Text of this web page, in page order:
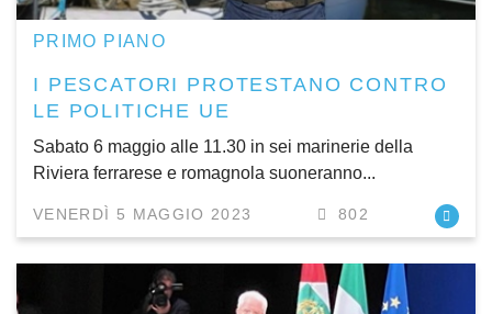
PRIMO PIANO
I PESCATORI PROTESTANO CONTRO
LE POLITICHE UE
Sabato 6 maggio alle 11.30 in sei marinerie della
Riviera ferrarese e romagnola suoneranno...
VENERDÌ 5 MAGGIO 2023 802